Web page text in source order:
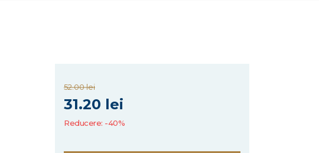
52.00 lei
31.20 lei
Reducere: -40%